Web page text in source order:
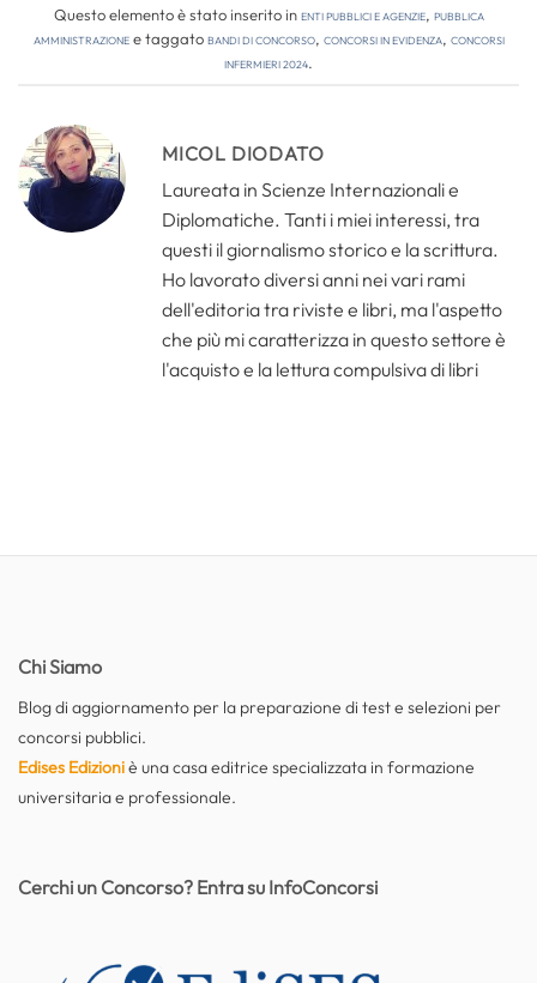
Questo elemento è stato inserito inEnti pubblici e agenzie, Pubblica
amministrazionee taggatobandi di concorso, concorsi in evidenza, concorsi
infermieri 2024.
MICOL DIODATO
Laureata in Scienze Internazionali e
Diplomatiche. Tanti i miei interessi, tra
questi il giornalismo storico e la scrittura.
Ho lavorato diversi anni nei vari rami
dell'editoria tra riviste e libri, ma l'aspetto
che più mi caratterizza in questo settore è
l'acquisto e la lettura compulsiva di libri
Chi Siamo
Blog di aggiornamento per la preparazione di test e selezioni per
concorsi pubblici.
Edises Edizioniè una casa editrice specializzata in formazione
universitaria e professionale.
Cerchi un Concorso? Entra su InfoConcorsi